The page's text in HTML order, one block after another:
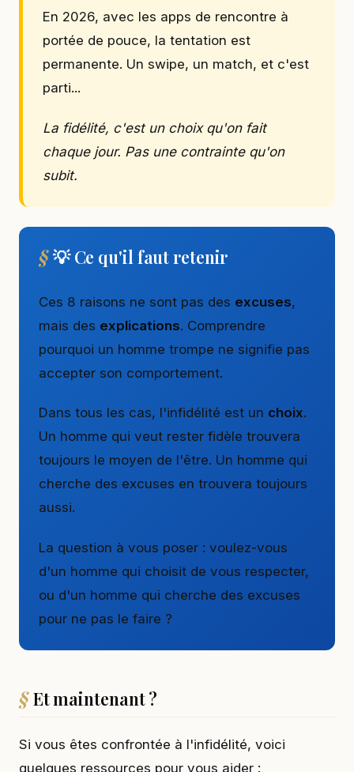
En 2026, avec les apps de rencontre à
portée de pouce, la tentation est
permanente. Un swipe, un match, et c'est
parti...
La fidélité, c'est un choix qu'on fait
chaque jour. Pas une contrainte qu'on
subit.
💡 Ce qu'il faut retenir
Ces 8 raisons ne sont pas des excuses,
mais des explications. Comprendre
pourquoi un homme trompe ne signifie pas
accepter son comportement.
Dans tous les cas, l'infidélité est un choix.
Un homme qui veut rester fidèle trouvera
toujours le moyen de l'être. Un homme qui
cherche des excuses en trouvera toujours
aussi.
La question à vous poser : voulez-vous
d'un homme qui choisit de vous respecter,
ou d'un homme qui cherche des excuses
pour ne pas le faire ?
Et maintenant ?
Si vous êtes confrontée à l'infidélité, voici
quelques ressources pour vous aider :